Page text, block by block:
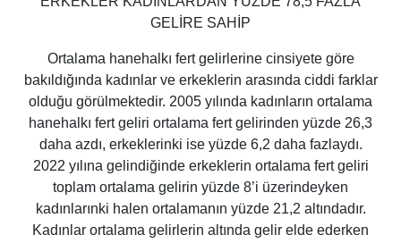
GELİRE SAHİP
Ortalama hanehalkı fert gelirlerine cinsiyete göre
bakıldığında kadınlar ve erkeklerin arasında ciddi farklar
olduğu görülmektedir. 2005 yılında kadınların ortalama
hanehalkı fert geliri ortalama fert gelirinden yüzde 26,3
daha azdı, erkeklerinki ise yüzde 6,2 daha fazlaydı.
2022 yılına gelindiğinde erkeklerin ortalama fert geliri
toplam ortalama gelirin yüzde 8’i üzerindeyken
kadınlarınki halen ortalamanın yüzde 21,2 altındadır.
Kadınlar ortalama gelirlerin altında gelir elde ederken